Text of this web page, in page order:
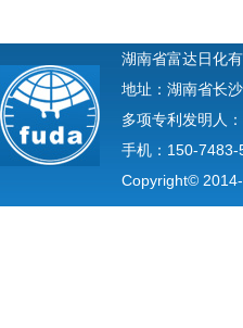
湖南省富达日化
地址：湖南省长
多项专利发明人
手机：150-
Copyright©